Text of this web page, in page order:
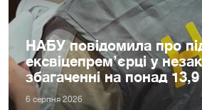
НАБУ повідомила про
ексвіцепрем’єрці у
збагаченні на понад
6 серпня 2026